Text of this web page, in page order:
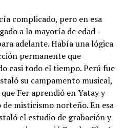
complicado, pero en esa
a la mayoría de edad–
adelante. Había una lógica
permanente que
casi todo el tiempo. Perú fue
su campamento musical,
Fer aprendió en Yatay y
misticismo norteño. En esa
el estudio de grabación y